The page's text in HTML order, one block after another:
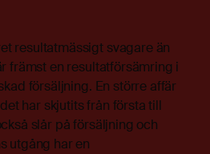
resultatmässigt svagare än
främst en resultatförsämring i
försäljning. En större affär
har skjutits från första till
slår på försäljning och
utgång har en